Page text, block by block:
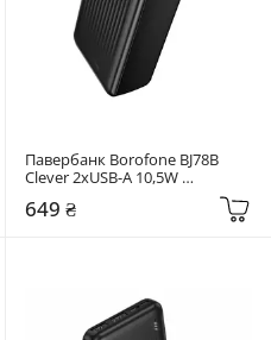
Павербанк Borofone BJ78B
Clever 2xUSB-A 10,5W
649 ₴